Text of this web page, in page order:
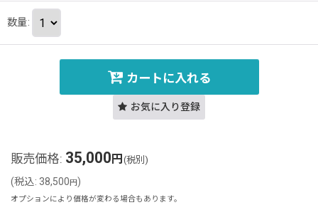
数量:
カートに入れる
お気に入り登録
販売価格: 35,000 円 (税別)
(税込: 38,500 円 )
オプションにより価格が変わる場合もあります。